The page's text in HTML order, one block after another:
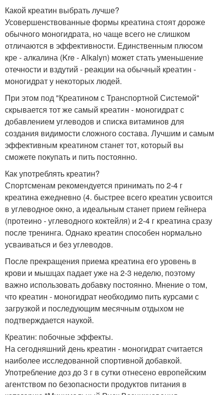
Какой креатин выбрать лучше?
Усовершенствованные формы креатина стоят дороже
обычного моногидрата, но чаще всего не слишком
отличаются в эффективности. Единственным плюсом
кре - алкалина (Kre - Alkalyn) может стать уменьшение
отечности и вздутий - реакции на обычный креатин -
моногидрат у некоторых людей.
При этом под "Креатином с Транспортной Системой"
скрывается тот же самый креатин - моногидрат с
добавлением углеводов и списка витаминов для
создания видимости сложного состава. Лучшим и самым
эффективным креатином станет тот, который вы
сможете покупать и пить постоянно.
Как употреблять креатин?
Спортсменам рекомендуется принимать по 2-4 г
креатина ежедневно (4. быстрее всего креатин усвоится
в углеводное окно, а идеальным станет прием гейнера
(протеино - углеводного коктейля) и 2-4 г креатина сразу
после тренинга. Однако креатин способен нормально
усваиваться и без углеводов.
После прекращения приема креатина его уровень в
крови и мышцах падает уже на 2-3 неделю, поэтому
важно использовать добавку постоянно. Мнение о том,
что креатин - моногидрат необходимо пить курсами с
загрузкой и последующим месячным отдыхом не
подтверждается наукой.
Креатин: побочные эффекты.
На сегодняшний день креатин - моногидрат считается
наиболее исследованной спортивной добавкой.
Употребление доз до 3 г в сутки отнесено европейским
агентством по безопасности продуктов питания в